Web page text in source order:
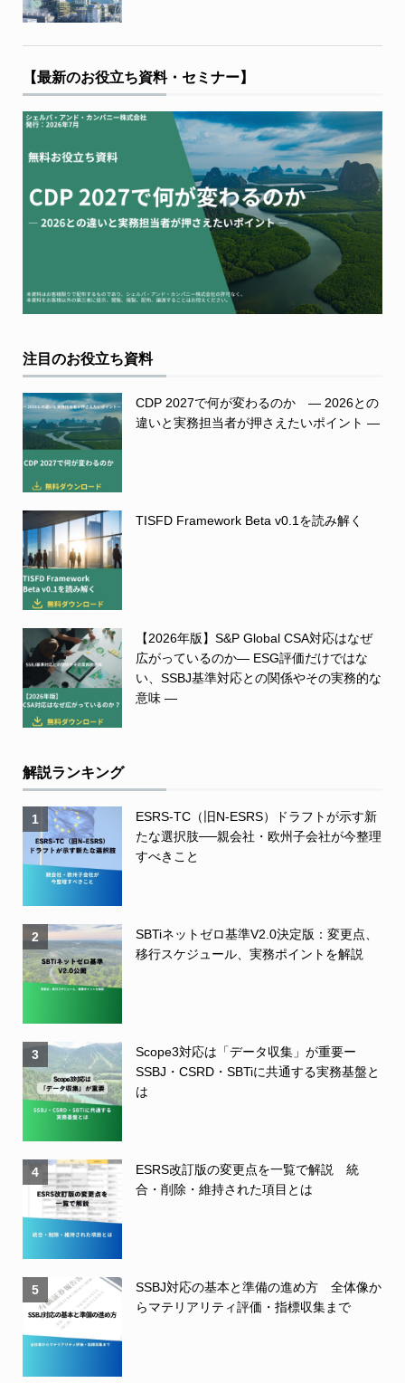
【最新のお役立ち資料・セミナー】
注目のお役立ち資料
CDP 2027で何が変わるのか ― 2026との
違いと実務担当者が押さえたいポイント ―
TISFD Framework Beta v0.1を読み解く
【2026年版】S&P Global CSA対応はなぜ
広がっているのか― ESG評価だけではな
い、SSBJ基準対応との関係やその実務的な
意味 ―
解説ランキング
1
ESRS-TC（旧N-ESRS）ドラフトが示す新
たな選択肢──親会社・欧州子会社が今整理
すべきこと
2
SBTiネットゼロ基準V2.0決定版：変更点、
移行スケジュール、実務ポイントを解説
3
Scope3対応は「データ収集」が重要ー
SSBJ・CSRD・SBTiに共通する実務基盤と
は
4
ESRS改訂版の変更点を一覧で解説 統
合・削除・維持された項目とは
5
SSBJ対応の基本と準備の進め方 全体像か
らマテリアリティ評価・指標収集まで